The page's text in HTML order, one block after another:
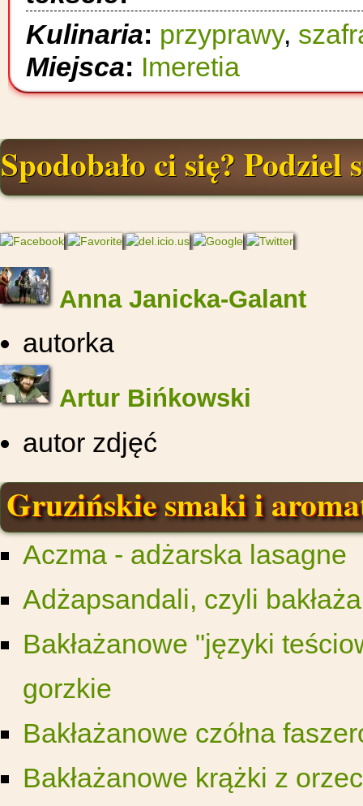
Kulinaria: przyprawy,
Miejsca: Imeretia
Spodobało ci się? Podziel
Anna Janicka-Galant
autorka
Artur Bińkowski
autor zdjęć
Gruzińskie smaki i
Aczma - adżarska lasagne
Adżapsandali, czyli
Bakłażanowe "języki
gorzkie
Bakłażanowe czółna
Bakłażanowe krążki z